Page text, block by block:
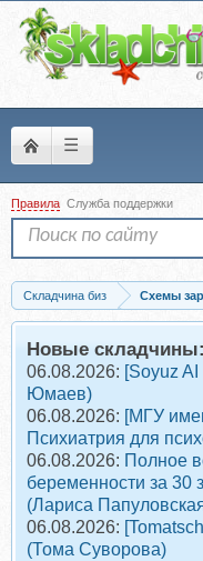
☰
Правила Служба поддержки
Складчина биз
Схемы
Скачать Work_Money
Новые складчины:
06.08.2026: [Soyuz
Юмаев)
06.08.2026: [МГУ
Психиатрия для
06.08.2026: Полное
беременности за 30
(Лариса
06.08.2026:
(Тома Суворова)